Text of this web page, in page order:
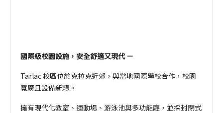
國際級校園設施，安全舒適又現代 －
Tarlac 校區位於克拉克近郊，與當地國際學校合作，校園
寬廣且設備新穎。
擁有現代化教室、運動場、游泳池與多功能廳，並採封閉式